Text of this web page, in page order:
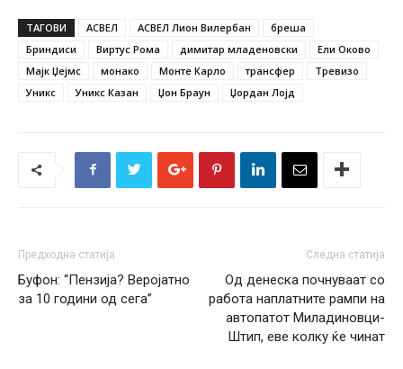
ТАГОВИ АСВЕЛ АСВЕЛ Лион Вилербан
бреша
Бриндиси
Виртус Рома димитар младеновски
Ели Оково
Мајк Џејмс
монако Монте Карло трансфер
Тревизо
Уникс
Уникс Казан Џон Браун Џордан Лојд
Предходна статија
Буфон: “Пензија? Веројатно
за 10 години од сега”
Следна статија
Од денеска почнуваат со
работа наплатните рампи на
автопатот Миладиновци-
Штип, еве колку ќе чинат